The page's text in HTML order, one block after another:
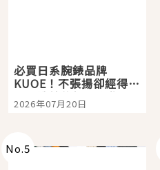
必買日系腕錶品牌
KUOE！不張揚卻經得起
時間洗鍊的經典之作五
選
2026年07月20日
No.5